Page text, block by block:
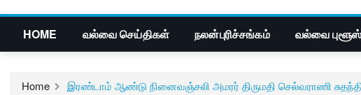
HOME வல்வை செய்திகள் நலன்புரிச்சங்கம் வல்வை புளூஸ்
Home இரண்டாம் ஆண்டு நினைவஞ்சலி அமரர் திருமதி செல்வராணி